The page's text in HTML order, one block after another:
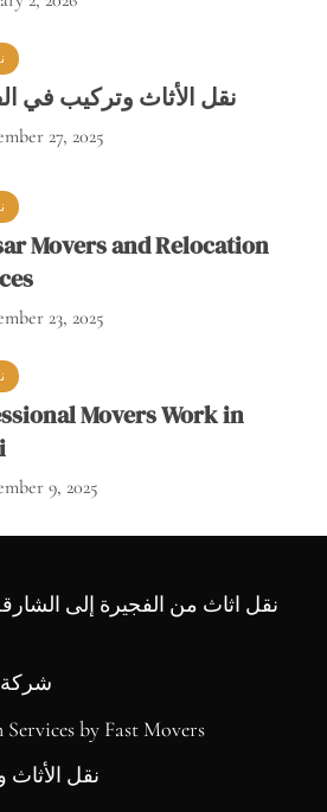
نقل الأثاث وتركيب في
27, 2025
23, 2025
Movers Work in
9, 2025
شركة
by Fast Movers
نقل
Relocation Services